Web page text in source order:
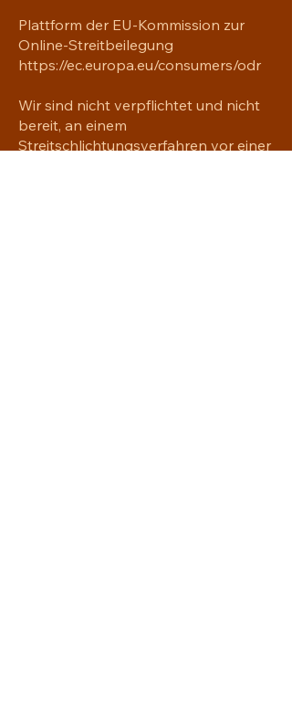
Plattform der EU-Kommission zur
Online-Streitbeilegung
https://ec.europa.eu/consumers/odr
Wir sind nicht verpflichtet und nicht
bereit, an einem
Streitschlichtungsverfahren vor einer